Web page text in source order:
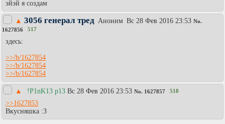
эйэй я создам
▲ 3056 генерал тред Аноним Вc 28 Фев 2016 23:53 No.
1627856
517
здесь:
>>/b/1627854
>>/b/1627854
>>/b/1627854
▲ !P1nK13 p13 Вc 28 Фев 2016 23:53 No. 1627857 518
>>1627853
Вкусняшка :3